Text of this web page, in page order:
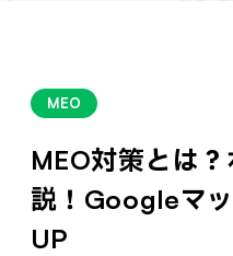
MEO
MEO対策とは
説！Googleマ
UP